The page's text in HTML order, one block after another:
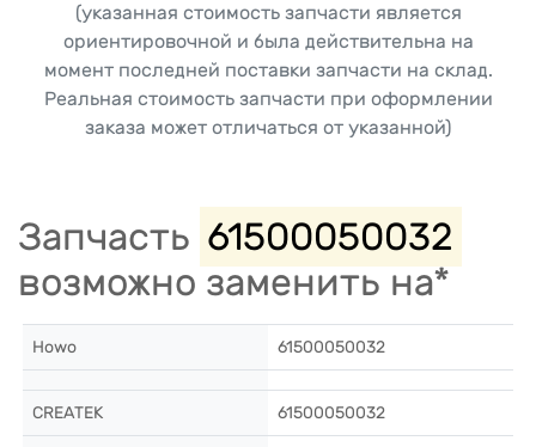
(указанная стоимость запчасти является
ориентировочной и была действительна на
момент последней поставки запчасти на склад.
Реальная стоимость запчасти при оформлении
заказа может отличаться от указанной)
Запчасть 61500050032
возможно заменить на*
Howo 61500050032
CREATEK 61500050032